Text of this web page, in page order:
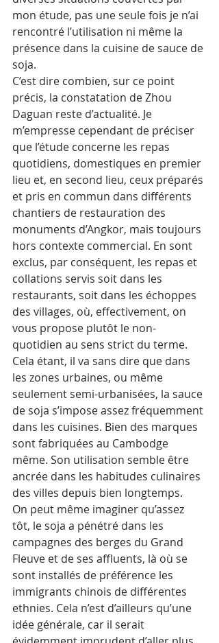
mon étude, pas une seule fois je n’ai
rencontré l’utilisation ni même la
présence dans la cuisine de sauce de
soja.
C’est dire combien, sur ce point
précis, la constatation de Zhou
Daguan reste d’actualité. Je
m’empresse cependant de préciser
que l’étude concerne les repas
quotidiens, domestiques en premier
lieu et, en second lieu, ceux préparés
et pris en commun dans différents
chantiers de restauration des
monuments d’Angkor, mais toujours
hors contexte commercial. En sont
exclus, par conséquent, les repas et
collations servis soit dans les
restaurants, soit dans les échoppes
des villages, où, effectivement, on
vous propose plutôt le non-
quotidien au sens strict du terme.
Cela étant, il va sans dire que dans
les zones urbaines, ou même
seulement semi-urbanisées, la sauce
de soja s’impose assez fréquemment
dans les cuisines. Bien des marques
sont fabriquées au Cambodge
même. Son utilisation semble être
ancrée dans les habitudes culinaires
des villes depuis bien longtemps.
On peut même imaginer qu’assez
tôt, le soja a pénétré dans les
campagnes des berges du Grand
Fleuve et de ses affluents, là où se
sont installés de préférence les
immigrants chinois de différentes
ethnies. Cela n’est d’ailleurs qu’une
idée générale, car il serait